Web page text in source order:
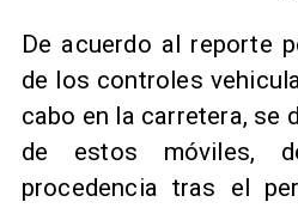
De acuerdo al reporte
de los controles
cabo en la carretera, se
de estos móviles,
procedencia tras el